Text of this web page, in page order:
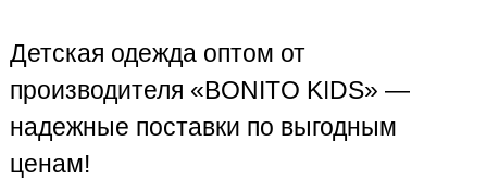
Детская одежда оптом от
производителя «BONITO KIDS» —
надежные поставки по выгодным
ценам!